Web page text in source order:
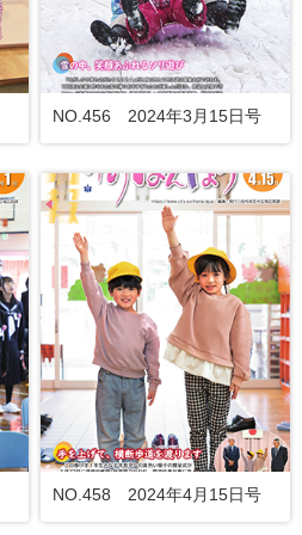
NO.456 2024年3月15日号
NO.458 2024年4月15日号